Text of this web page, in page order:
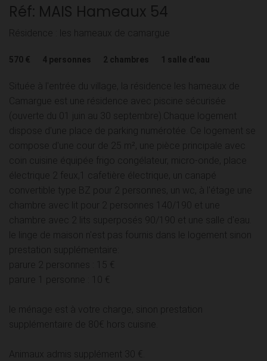
Réf: MAIS Hameaux 54
Résidence : les hameaux de camargue
570 € 4 personnes 2 chambres 1 salle d'eau
Située à l'entrée du village, la résidence les hameaux de
Camargue est une résidence avec piscine sécurisée
(ouverte du 01 juin au 30 septembre).Chaque logement
dispose d'une place de parking numérotée. Ce logement se
compose d'une cour de 25 m², une pièce principale avec
coin cuisine équipée frigo congélateur, micro-onde, place
électrique 2 feux,1 cafetière électrique, un canapé
convertible type BZ pour 2 personnes, un wc, à l'étage une
chambre avec lit pour 2 personnes 140/190 et une
chambre avec 2 lits superposés 90/190 et une salle d'eau.
le linge de maison n'est pas fournis dans le logement sinon
prestation supplémentaire:
parure 2 personnes : 15 €
parure 1 personne : 10 €
le ménage est à votre charge, sinon prestation
supplémentaire de 80€ hors cuisine.
Animaux admis supplément 30 €.